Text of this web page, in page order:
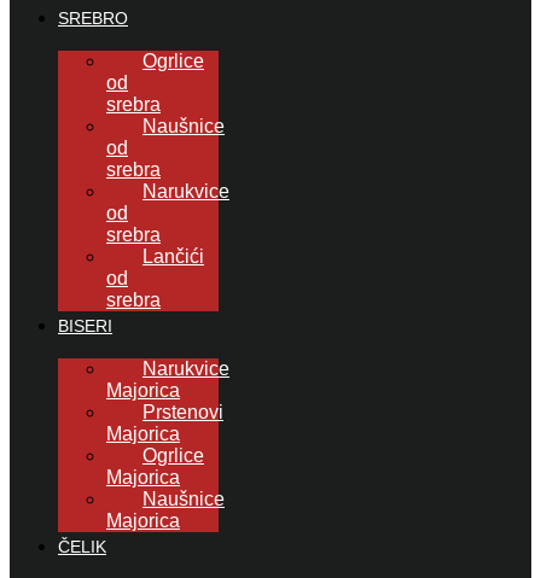
SREBRO
Ogrlice
od
srebra
Naušnice
od
srebra
Narukvice
od
srebra
Lančići
od
srebra
BISERI
Narukvice
Majorica
Prstenovi
Majorica
Ogrlice
Majorica
Naušnice
Majorica
ČELIK